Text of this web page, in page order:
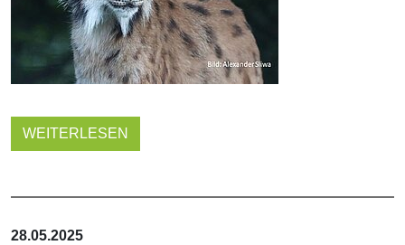
WEITERLESEN
28.05.2025